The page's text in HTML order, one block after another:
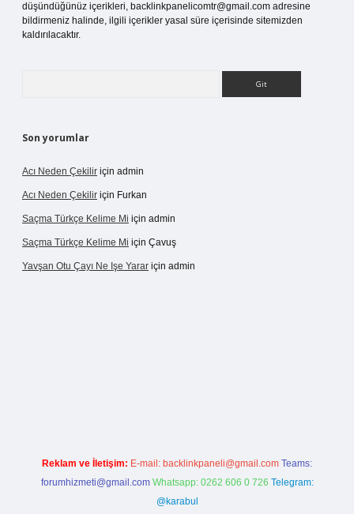
düşündüğünüz içerikleri, backlinkpanelicomtr@gmail.com adresine
bildirmeniz halinde, ilgili içerikler yasal süre içerisinde sitemizden
kaldırılacaktır.
Son yorumlar
Acı Neden Çekilir için admin
Acı Neden Çekilir için Furkan
Saçma Türkçe Kelime Mi için admin
Saçma Türkçe Kelime Mi için Çavuş
Yavşan Otu Çayı Ne Işe Yarar için admin
Reklam ve İletişim: E-mail: backlinkpaneli@gmail.com Teams:
forumhizmeti@gmail.com Whatsapp: 0262 606 0 726 Telegram:
@karabul